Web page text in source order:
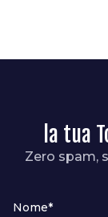
la tua
Zero spam,
Nome*